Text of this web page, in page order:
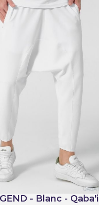
- Blanc - Qaba'il